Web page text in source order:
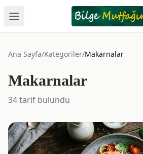
Ana Sayfa/Kategoriler/Makarnalar
Makarnalar
34 tarif bulundu